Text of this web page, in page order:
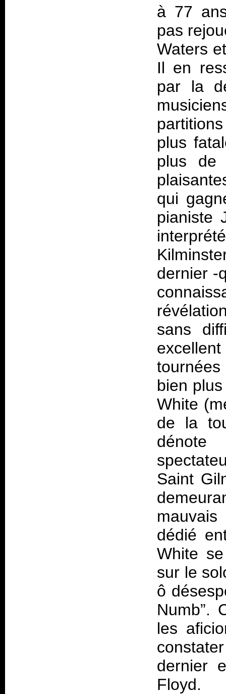
à 77
pas
Waters
Il en
par la
plus
plus de
qui
pianiste
dernier -
sans
bien
White
de la
dénote
Saint
dédié
White
sur le
ô
Numb”.
les
dernier
Floyd.